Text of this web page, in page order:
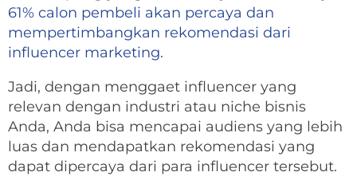
61% calon pembeli akan percaya dan
mempertimbangkan rekomendasi dari
influencer marketing.
Jadi, dengan menggaet influencer yang
relevan dengan industri atau niche bisnis
Anda, Anda bisa mencapai audiens yang lebih
luas dan mendapatkan rekomendasi yang
dapat dipercaya dari para influencer tersebut.